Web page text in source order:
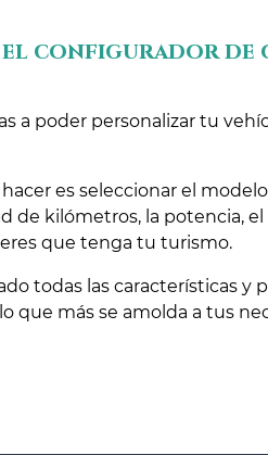
configurador de
a poder personalizar tu
es seleccionar el
de kilómetros, la potencia,
que tenga tu turismo.
todas las características y
que más se amolda a tus